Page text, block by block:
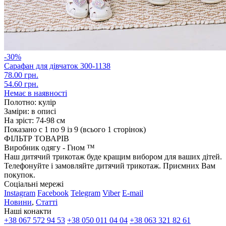
-30%
Сарафан для дівчаток 300-1138
78.00 грн.
54.60 грн.
Немає в наявності
Полотно: кулір
Заміри: в описі
На зріст: 74-98 см
Показано с 1 по 9 із 9 (всього 1 сторінок)
ФІЛЬТР ТОВАРІВ
Виробник одягу - Гном ™
Наш дитячий трикотаж буде кращим вибором для ваших дітей.
Телефонуйте і замовляйте дитячий трикотаж. Приємних Вам
покупок.
Соціальні мережі
Instagram Facebook Telegram Viber E-mail
Новини, Статті
Наші конакти
+38 067 572 94 53 +38 050 011 04 04 +38 063 321 82 61